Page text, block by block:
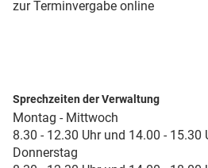
zur Terminvergabe online
Sprechzeiten der Verwaltung
Montag - Mittwoch
8.30 - 12.30 Uhr und 14.00 - 15.30
Donnerstag